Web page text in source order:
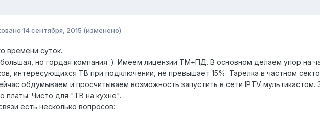
14 сентября, 2015 (изменено)
времени суток.
но гордая компания :). Имеем лицензии ТМ+ПД. В основном делаем упор на
интересующихся ТВ при подключении, не превышает 15%. Тарелка в частном
обдумываем и просчитываем возможность запустить в сети IPTV мультикастом.
платы. Чисто для "ТВ на кухне".
есть несколько вопросов: